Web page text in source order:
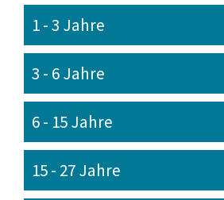
1 - 3 Jahre
3 - 6 Jahre
6 - 15 Jahre
15 - 27 Jahre